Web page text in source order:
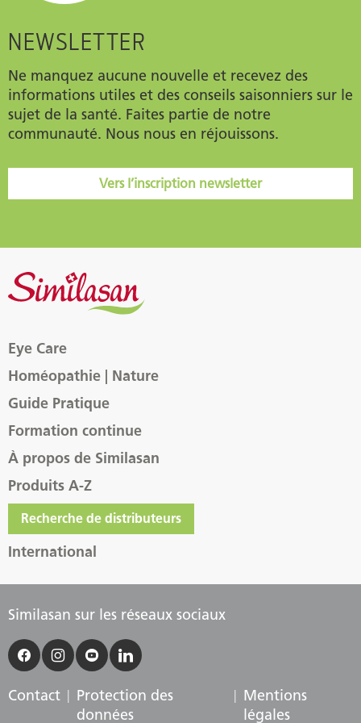
NEWSLETTER
Ne manquez aucune nouvelle et recevez des
informations utiles et des conseils saisonniers sur le
sujet de la santé. Faites partie de notre
communauté. Nous nous en réjouissons.
Vers l’inscription newsletter
Eye Care
Homéopathie | Nature
Guide Pratique
Formation continue
À propos de Similasan
Produits A-Z
Recherche de distributeurs
International
Similasan sur les réseaux sociaux
Contact
Protection des
données
Mentions
légales